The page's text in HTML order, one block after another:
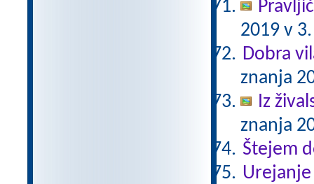
2019 v
Dobra
znanja
Iz
znanja
Štejem